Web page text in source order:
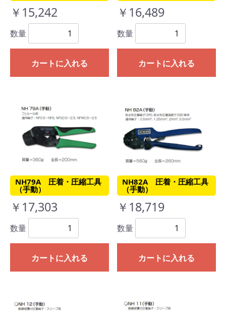
￥15,242
数量
カートに入れる
￥16,489
数量
カートに入れる
NH79A 圧着・圧縮工具
（手動）
￥17,303
数量
カートに入れる
NH82A 圧着・圧縮工具
（手動）
￥18,719
数量
カートに入れる